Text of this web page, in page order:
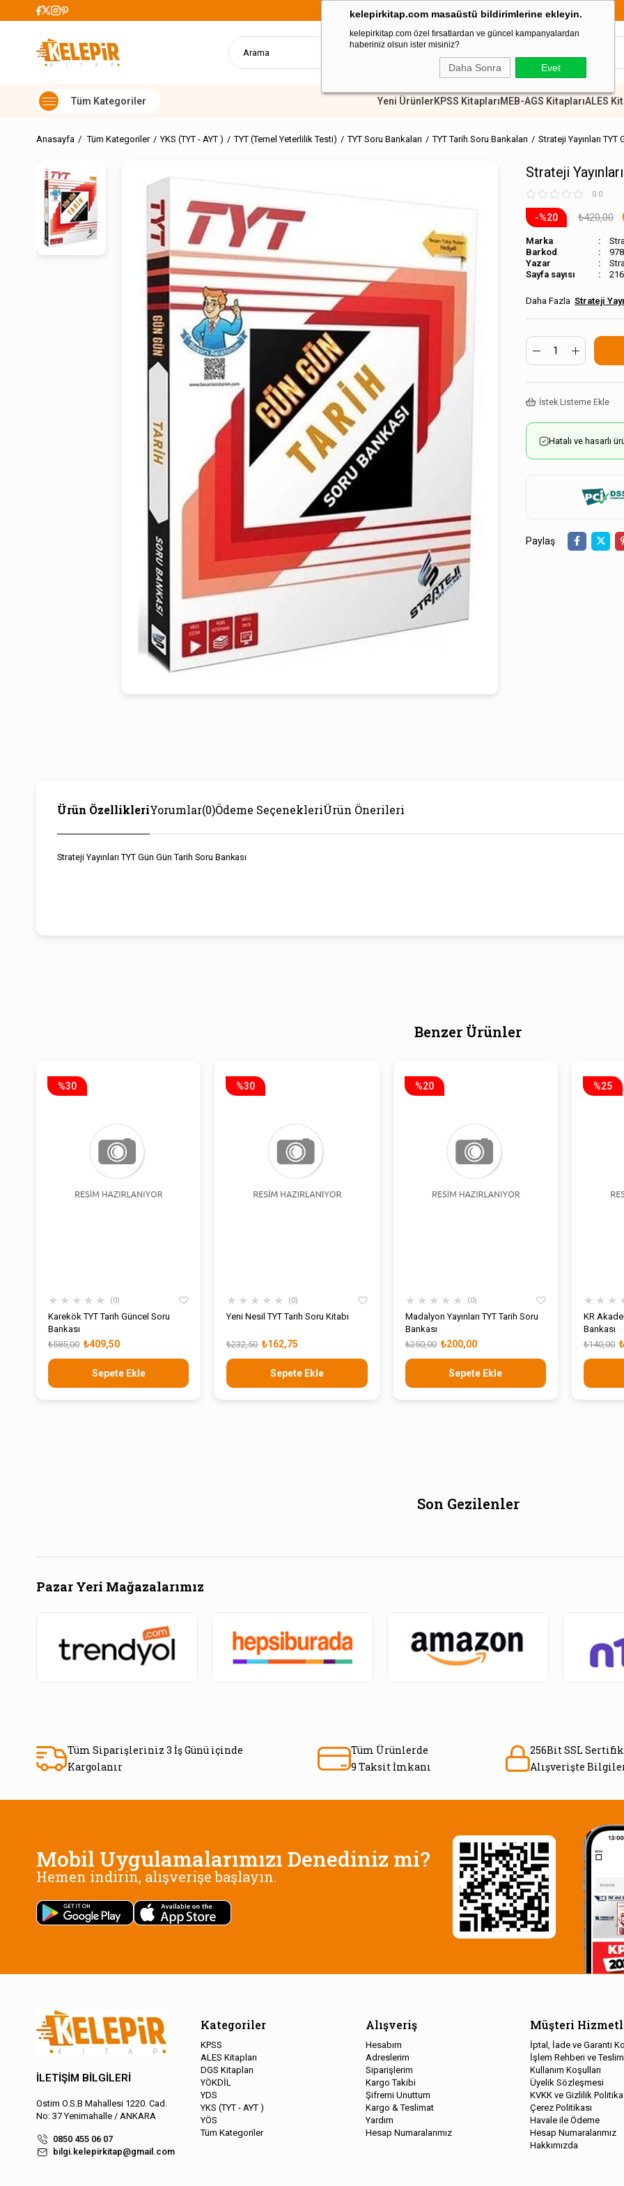
kelepirkitap.com masaüstü bildirimlerine ekleyin.
kelepirkitap.com özel fırsatlardan ve güncel kampanyalardan
haberiniz olsun ister misiniz?
Daha Sonra Evet
Kargo Ücretsiz 899 TL Üzeri Alışverişlerde Kargo Ücretsiz
Yeni ÜrünlerKPSS KitaplarıMEB-AGS KitaplarıALES
Anasayfa Tüm Kategoriler YKS (TYT - AYT ) TYT (Temel Yeterlilik Testi) TYT Soru Bankaları TYT Tarih Soru Bankaları Strateji Yayınları TYT
Strateji
0.0
20 ₺420,00
Marka
Barkod
Sayfa sayısı
216
Strateji
İstek Listeme Ekle
Hatalı ve hasarlı
Paylaş
Ürün ÖzellikleriYorumlar(0)Ödeme SeçenekleriÜrün Önerileri
Strateji Yayınları TYT Gün Gün Tarih Soru Bankası
Benzer Ürünler
★ ★ ★ ★ ★ 0
Karekök TYT Tarih Güncel Soru
Bankası
₺409,50
₺585,00
Sepete Ekle
%30
★ ★ ★ ★ ★ 0
Yeni Nesil TYT Tarih Soru Kitabı
₺162,75
₺232,50
Sepete Ekle
%30
★ ★ ★ ★ ★ 0
Madalyon Yayınları TYT Tarih Soru
Bankası
₺200,00
₺250,00
Sepete Ekle
%20
★ ★ ★
KR
Bankası
₺140,00
%25
Son Gezilenler
Pazar Yeri Mağazalarımız
Tüm Siparişleriniz 3 İş Günü içinde
Kargolanır
Tüm Ürünlerde
9 Taksit İmkanı
256Bit SSL
Alışverişte
Mobil Uygulamalarımızı Denediniz mi?
Hemen indirin, alışverişe başlayın.
İLETİŞİM BİLGİLERİ
Ostim O.S.B Mahallesi 1220. Cad.
No: 37 Yenimahalle / ANKARA
0850 455 06 07
bilgi.kelepirkitap@gmail.com
Kategoriler
KPSS
ALES Kitapları
DGS Kitapları
YÖKDİL
YDS
YKS (TYT - AYT )
YÖS
Tüm Kategoriler
Alışveriş
Hesabım
Adreslerim
Siparişlerim
Kargo Takibi
Şifremi Unuttum
Kargo & Teslimat
Yardım
Hesap Numaralarımız
Müşteri
İptal, İade ve Garanti
İşlem Rehberi ve
Kullanım Koşulları
Üyelik Sözleşmesi
KVKK ve Gizlilik
Çerez Politikası
Havale ile Ödeme
Hesap Numaralarımız
Hakkımızda